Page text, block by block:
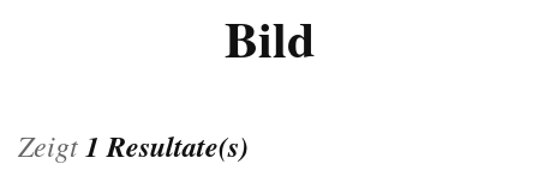
Bild
Zeigt1 Resultate(s)